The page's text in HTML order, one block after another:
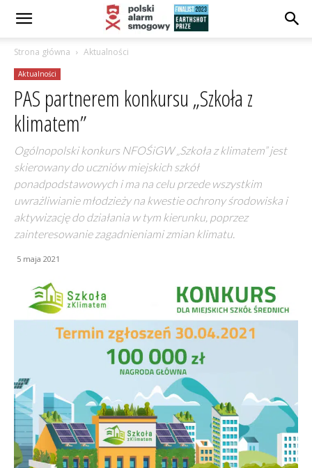
Strona główna Aktualności
Aktualności
PAS partnerem konkursu „Szkoła z
klimatem”
Ogólnopolski konkurs NFOŚiGW „Szkoła z klimatem” jest
skierowany do uczniów miejskich szkół
ponadpodstawowych i ma na celu przede wszystkim
uwrażliwianie młodzieży na kwestie ochrony środowiska i
aktywizację do działania w tym kierunku, poprzez
zainteresowanie zagadnieniami zmian klimatu.
5 maja 2021